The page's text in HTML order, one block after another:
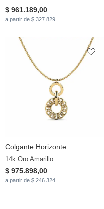
$ 961.189,00
a partir de $ 327.829
Colgante Horizonte
14k Oro Amarillo
$ 975.898,00
a partir de $ 246.324